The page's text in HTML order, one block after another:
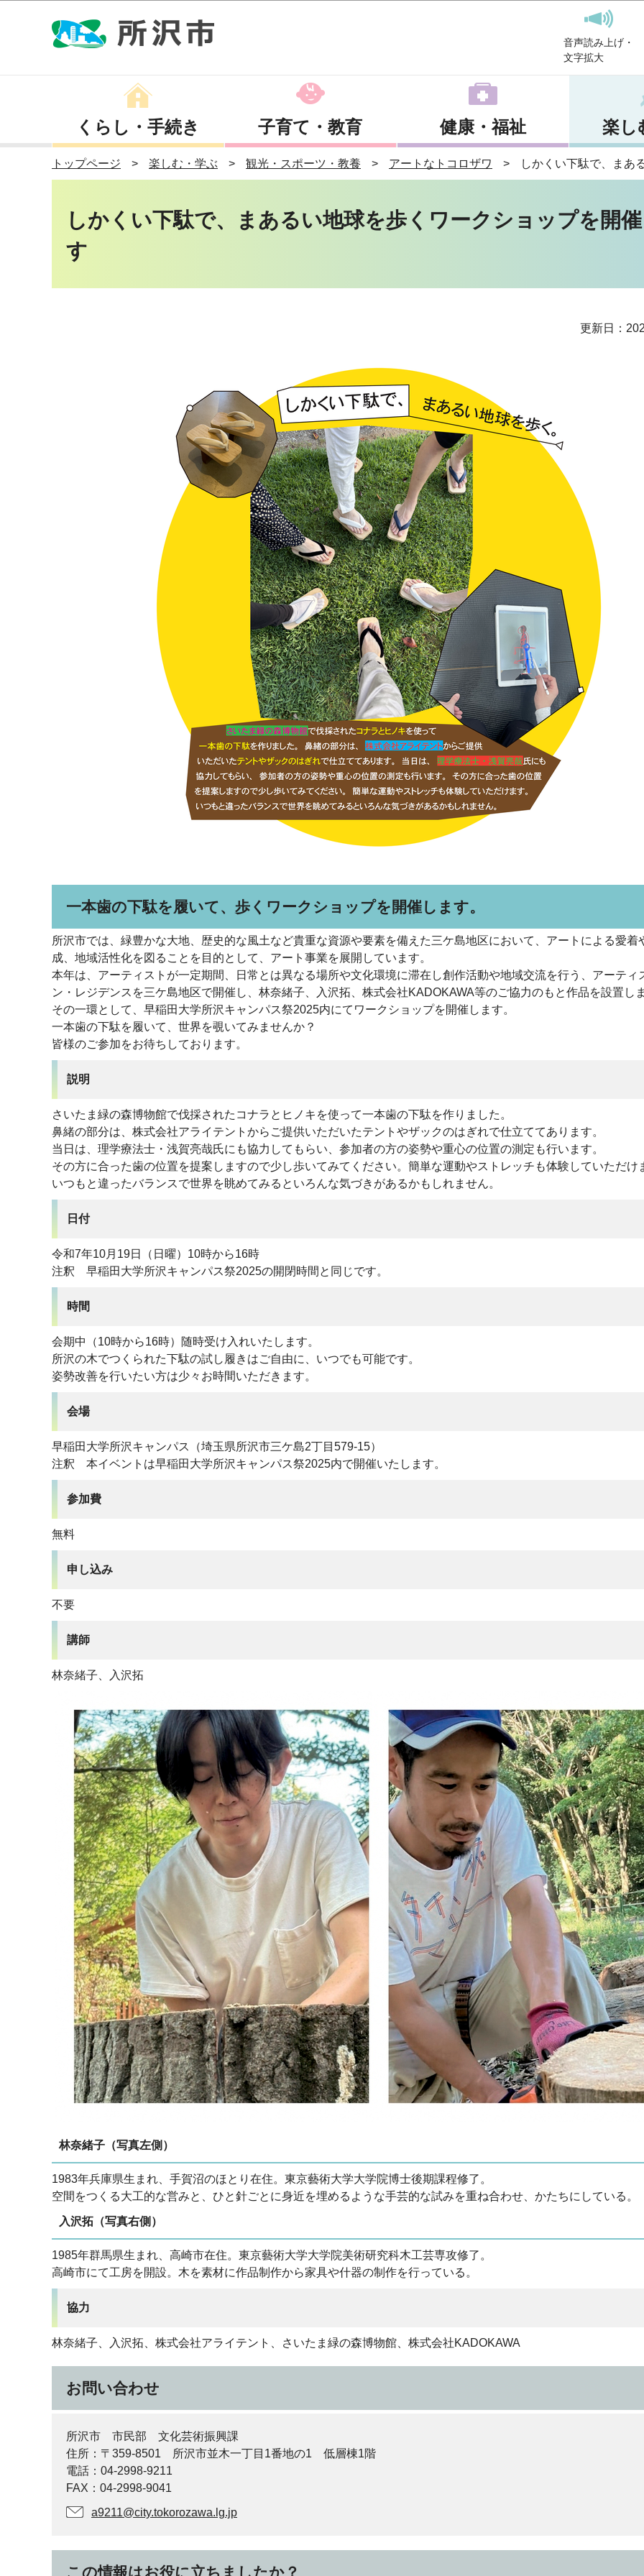
音声読み上げ・
文字拡大
くらし・手続き 子育て・教育 健康・福祉 楽し
トップページ 楽しむ・学ぶ 観光・スポーツ・教養 アートなトコロザワ しかくい下駄で、まあ
しかくい下駄で、まあるい地球を歩くワークショップを開催
す
更新日：
一本歯の下駄を履いて、歩くワークショップを開催します。
所沢市では、緑豊かな大地、歴史的な風土など貴重な資源や要素を備えた三ケ島地区において、アートによる愛着
成、地域活性化を図ることを目的として、アート事業を展開しています。
本年は、アーティストが一定期間、日常とは異なる場所や文化環境に滞在し創作活動や地域交流を行う、アーティ
ン・レジデンスを三ケ島地区で開催し、林奈緒子、入沢拓、株式会社KADOKAWA等のご協力のもと作品を設置しま
その一環として、早稲田大学所沢キャンパス祭2025内にてワークショップを開催します。
一本歯の下駄を履いて、世界を覗いてみませんか？
皆様のご参加をお待ちしております。
説明
さいたま緑の森博物館で伐採されたコナラとヒノキを使って一本歯の下駄を作りました。
鼻緒の部分は、株式会社アライテントからご提供いただいたテントやザックのはぎれで仕立ててあります。
当日は、理学療法士・浅賀亮哉氏にも協力してもらい、参加者の方の姿勢や重心の位置の測定も行います。
その方に合った歯の位置を提案しますので少し歩いてみてください。簡単な運動やストレッチも体験していただけ
いつもと違ったバランスで世界を眺めてみるといろんな気づきがあるかもしれません。
日付
令和7年10月19日（日曜）10時から16時
注釈 早稲田大学所沢キャンパス祭2025の開閉時間と同じです。
時間
会期中（10時から16時）随時受け入れいたします。
所沢の木でつくられた下駄の試し履きはご自由に、いつでも可能です。
姿勢改善を行いたい方は少々お時間いただきます。
会場
早稲田大学所沢キャンパス（埼玉県所沢市三ケ島2丁目579-15）
注釈 本イベントは早稲田大学所沢キャンパス祭2025内で開催いたします。
参加費
無料
申し込み
不要
講師
林奈緒子、入沢拓
林奈緒子（写真左側）
1983年兵庫県生まれ、手賀沼のほとり在住。東京藝術大学大学院博士後期課程修了。
空間をつくる大工的な営みと、ひと針ごとに身近を埋めるような手芸的な試みを重ね合わせ、かたちにしている。
入沢拓（写真右側）
1985年群馬県生まれ、高崎市在住。東京藝術大学大学院美術研究科木工芸専攻修了。
高崎市にて工房を開設。木を素材に作品制作から家具や什器の制作を行っている。
協力
林奈緒子、入沢拓、株式会社アライテント、さいたま緑の森博物館、株式会社KADOKAWA
お問い合わせ
所沢市 市民部 文化芸術振興課
住所：〒359-8501 所沢市並木一丁目1番地の1 低層棟1階
電話：04-2998-9211
FAX：04-2998-9041
a9211@city.tokorozawa.lg.jp
この情報はお役に立ちましたか？